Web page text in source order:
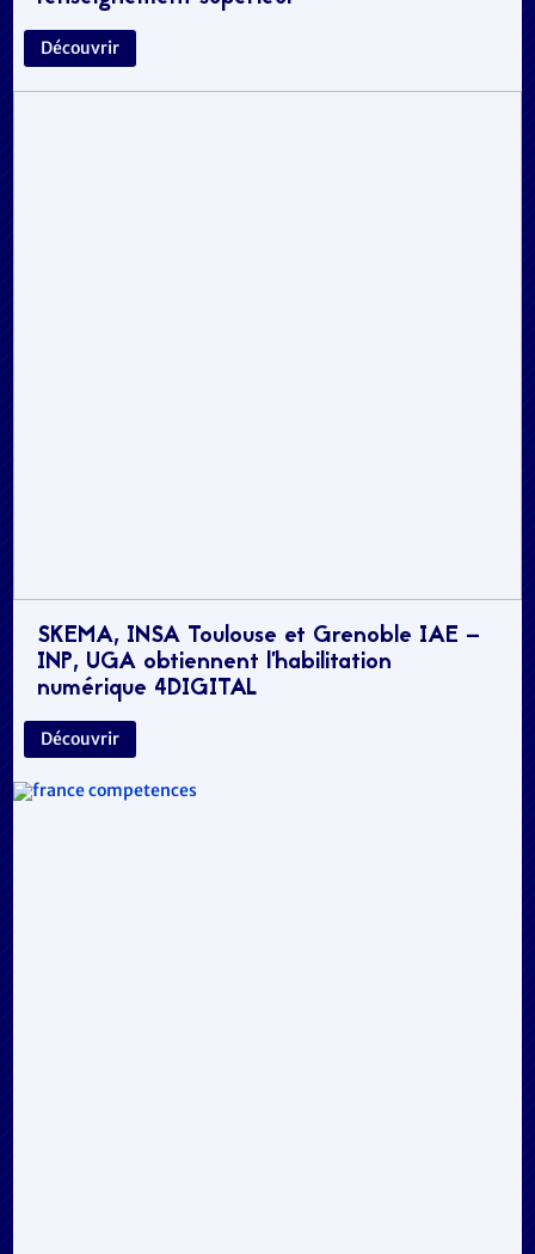
Découvrir
SKEMA, INSA Toulouse et Grenoble IAE –
INP, UGA obtiennent l’habilitation
numérique 4DIGITAL
Découvrir